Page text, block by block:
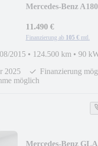
Mercedes-Benz
11.490 €
Finanzierung ab 105 € mtl.
2015 • 124.500 km • 90
2025
Finanzierung
möglich
Mercedes-Benz